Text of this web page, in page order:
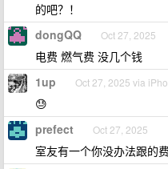
的吧？！
dongQQ Oct 27, 2025
电费 燃气费 没几个钱
1up Oct 27, 2025 via
😓
prefect Oct 27, 2025
室友有一个你没办法跟的